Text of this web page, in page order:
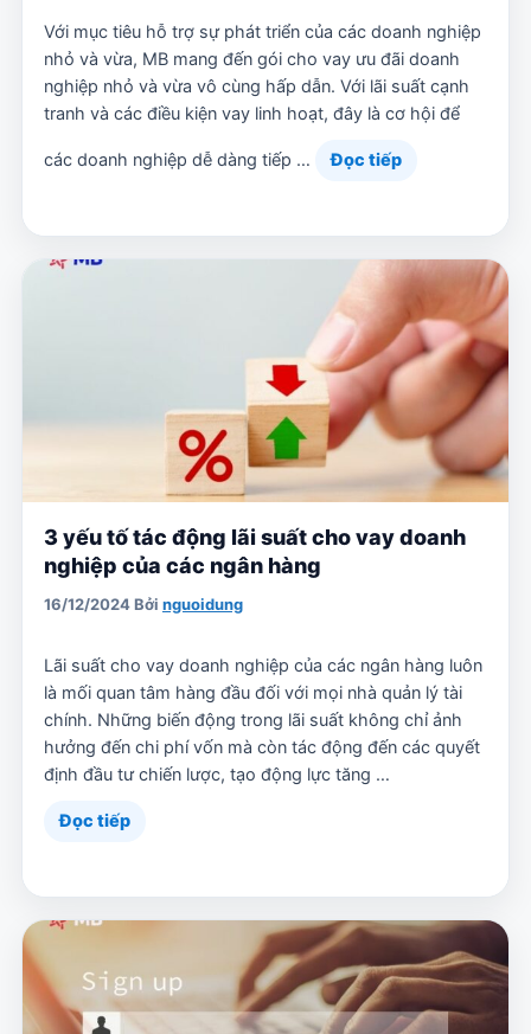
Với mục tiêu hỗ trợ sự phát triển của các doanh nghiệp
nhỏ và vừa, MB mang đến gói cho vay ưu đãi doanh
nghiệp nhỏ và vừa vô cùng hấp dẫn. Với lãi suất cạnh
tranh và các điều kiện vay linh hoạt, đây là cơ hội để
các doanh nghiệp dễ dàng tiếp … Đọc tiếp
3 yếu tố tác động lãi suất cho vay doanh
nghiệp của các ngân hàng
16/12/2024Bởi nguoidung
Lãi suất cho vay doanh nghiệp của các ngân hàng luôn
là mối quan tâm hàng đầu đối với mọi nhà quản lý tài
chính. Những biến động trong lãi suất không chỉ ảnh
hưởng đến chi phí vốn mà còn tác động đến các quyết
định đầu tư chiến lược, tạo động lực tăng …
Đọc tiếp